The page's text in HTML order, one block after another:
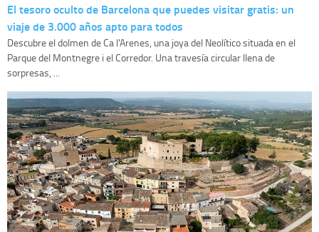
El tesoro oculto de Barcelona que puedes visitar gratis: un
viaje de 3.000 años apto para todos
Descubre el dolmen de Ca l'Arenes, una joya del Neolítico situada en el
Parque del Montnegre i el Corredor. Una travesía circular llena de
sorpresas, ...